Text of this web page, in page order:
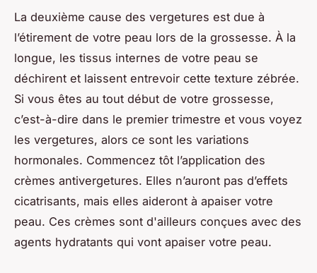
La deuxième cause des vergetures est due à
l’étirement de votre peau lors de la grossesse. À la
longue, les tissus internes de votre peau se
déchirent et laissent entrevoir cette texture zébrée.
Si vous êtes au tout début de votre grossesse,
c’est-à-dire dans le premier trimestre et vous voyez
les vergetures, alors ce sont les variations
hormonales. Commencez tôt l’application des
crèmes antivergetures. Elles n’auront pas d’effets
cicatrisants, mais elles aideront à apaiser votre
peau. Ces crèmes sont d'ailleurs conçues avec des
agents hydratants qui vont apaiser votre peau.